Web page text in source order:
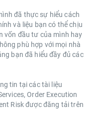
đã thực sự hiểu cách
và liệu bạn có thể chịu
vốn đầu tư của mình hay
phù hợp với mọi nhà
bạn đã hiểu đầy đủ các
tin tại các tài liệu
Order Execution
Risk được đăng tải trên